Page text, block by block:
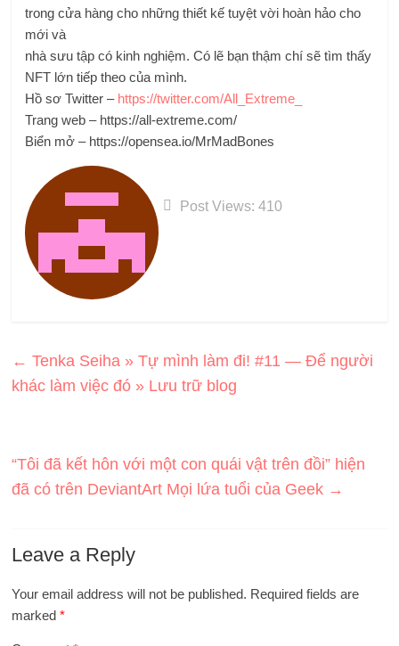
trong cửa hàng cho những thiết kế tuyệt vời hoàn hảo cho
mới và
nhà sưu tập có kinh nghiệm. Có lẽ bạn thậm chí sẽ tìm thấy
NFT lớn tiếp theo của mình.
Hồ sơ Twitter – https://twitter.com/All_Extreme_
Trang web – https://all-extreme.com/
Biển mở – https://opensea.io/MrMadBones
Post Views: 410
← Tenka Seiha » Tự mình làm đi! #11 — Để người
khác làm việc đó » Lưu trữ blog
“Tôi đã kết hôn với một con quái vật trên đồi” hiện
đã có trên DeviantArt Mọi lứa tuổi của Geek →
Leave a Reply
Your email address will not be published. Required fields are
marked*